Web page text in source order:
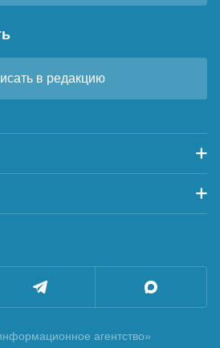
в редакцию
агентство»